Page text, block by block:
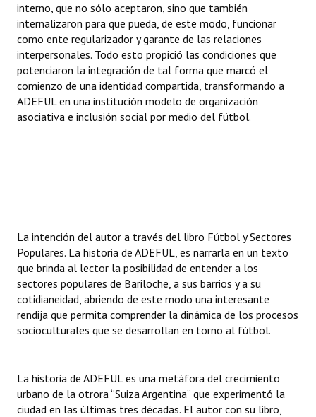
interno, que no sólo aceptaron, sino que también
internalizaron para que pueda, de este modo, funcionar
como ente regularizador y garante de las relaciones
interpersonales. Todo esto propició las condiciones que
potenciaron la integración de tal forma que marcó el
comienzo de una identidad compartida, transformando a
ADEFUL en una institución modelo de organización
asociativa e inclusión social por medio del fútbol.
La intención del autor a través del libro Fútbol y Sectores
Populares. La historia de ADEFUL, es narrarla en un texto
que brinda al lector la posibilidad de entender a los
sectores populares de Bariloche, a sus barrios y a su
cotidianeidad, abriendo de este modo una interesante
rendija que permita comprender la dinámica de los procesos
socioculturales que se desarrollan en torno al fútbol.
La historia de ADEFUL es una metáfora del crecimiento
urbano de la otrora “Suiza Argentina” que experimentó la
ciudad en las últimas tres décadas. El autor con su libro,